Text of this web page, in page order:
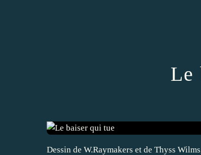
Le
Dessin de W.Raymakers et de Thyss